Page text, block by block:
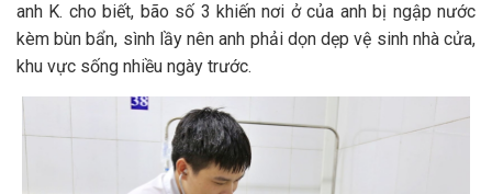
anh K. cho biết, bão số 3 khiến nơi ở của anh bị ngập nước
kèm bùn bẩn, sình lầy nên anh phải dọn dẹp vệ sinh nhà cửa,
khu vực sống nhiều ngày trước.